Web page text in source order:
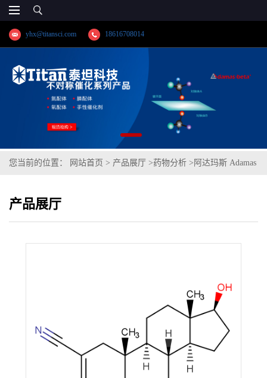
yhx@titansci.com 18616708014
您当前的位置： 网站首页 > 产品展厅 >药物分析 > 阿达玛斯 Adamas
产品展厅